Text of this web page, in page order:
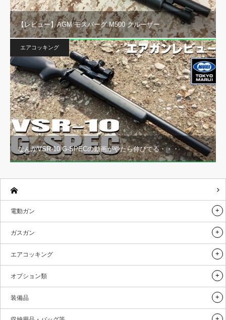
【レビュー】AGM モスバーグ M500 クルーザー
エアコッキング
なんかVSR-10 G-SPECの動画がやたら伸びてる・・・
電動ガン
ガスガン
エアコッキング
オプション類
装備品